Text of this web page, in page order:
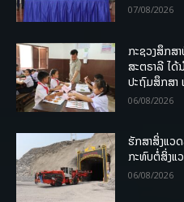
07/08/2026
ກະຊວງສຶກສ
ສະຕຣາລີ ໄດ້
ປະຖົມສຶກສາ
06/08/2026
ຮັກສາສິ່ງແ
ກະທົບຕໍ່ສິ່ງ
06/08/2026